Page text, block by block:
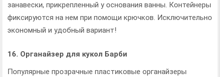
занавески, прикрепленный у основания ванны. Контейнеры
фиксируются на нем при помощи крючков. Исключительно
экономный и удобный вариант!
16. Органайзер для кукол Барби
Популярные прозрачные пластиковые органайзеры